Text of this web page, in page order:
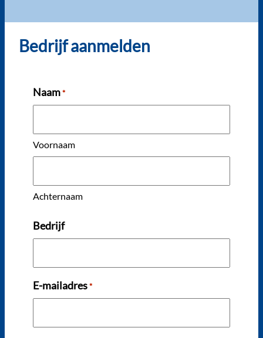
Bedrijf aanmelden
Naam *
Voornaam
Achternaam
Bedrijf
E-mailadres *